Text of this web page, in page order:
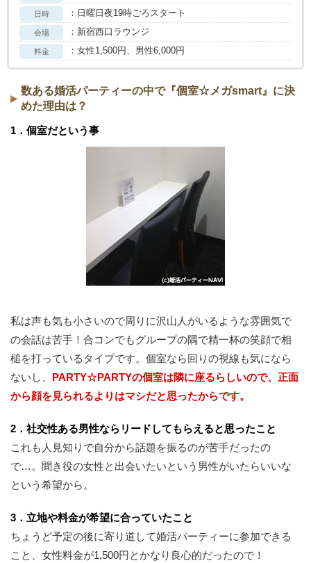
日時 ：日曜日夜19時ごろスタート
会場 ：新宿西口ラウンジ
料金 ：女性1,500円、男性6,000円
数ある婚活パーティーの中で『個室☆メガsmart』に決
めた理由は？
1．個室だという事
私は声も気も小さいので周りに沢山人がいるような雰囲気で
の会話は苦手！合コンでもグループの隅で精一杯の笑顔で相
槌を打っているタイプです。個室なら回りの視線も気になら
ないし、 PARTY☆PARTYの個室は隣に座るらしいので、正面
から顔を見られるよりはマシだと思ったからです。
2．社交性ある男性ならリードしてもらえると思ったこと
これも人見知りで自分から話題を振るのが苦手だったの
で…。聞き役の女性と出会いたいという男性がいたらいいな
という希望から。
3．立地や料金が希望に合っていたこと
ちょうど予定の後に寄り道して婚活パーティーに参加できる
こと、女性料金が1,500円とかなり良心的だったので！